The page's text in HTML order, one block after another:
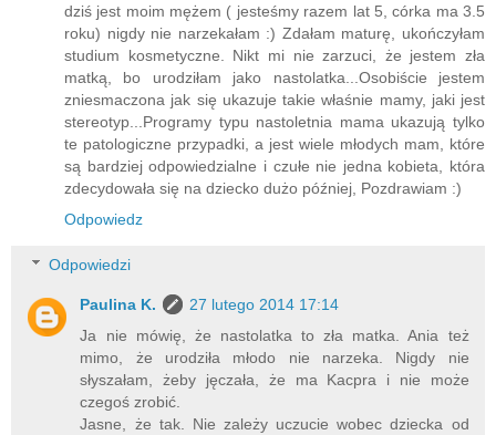
dziś jest moim mężem ( jesteśmy razem lat 5, córka ma 3.5
roku) nigdy nie narzekałam :) Zdałam maturę, ukończyłam
studium kosmetyczne. Nikt mi nie zarzuci, że jestem zła
matką, bo urodziłam jako nastolatka...Osobiście jestem
zniesmaczona jak się ukazuje takie właśnie mamy, jaki jest
stereotyp...Programy typu nastoletnia mama ukazują tylko
te patologiczne przypadki, a jest wiele młodych mam, które
są bardziej odpowiedzialne i czułe nie jedna kobieta, która
zdecydowała się na dziecko dużo później, Pozdrawiam :)
Odpowiedz
Odpowiedzi
Paulina K.
27 lutego 2014 17:14
Ja nie mówię, że nastolatka to zła matka. Ania też
mimo, że urodziła młodo nie narzeka. Nigdy nie
słyszałam, żeby jęczała, że ma Kacpra i nie może
czegoś zrobić.
Jasne, że tak. Nie zależy uczucie wobec dziecka od